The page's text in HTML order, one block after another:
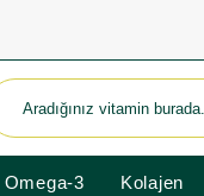
Omega-3 Kolajen